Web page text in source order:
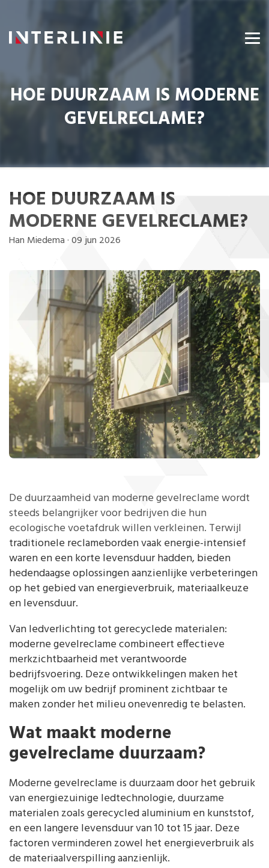
HOE DUURZAAM IS MODERNE
GEVELRECLAME?
HOE DUURZAAM IS
MODERNE GEVELRECLAME?
Han Miedema ·09 jun 2026
De duurzaamheid van moderne gevelreclame wordt
steeds belangrijker voor bedrijven die hun
ecologische voetafdruk willen verkleinen. Terwijl
traditionele reclameborden vaak energie-intensief
waren en een korte levensduur hadden, bieden
hedendaagse oplossingen aanzienlijke verbeteringen
op het gebied van energieverbruik, materiaalkeuze
en levensduur.
Van ledverlichting tot gerecyclede materialen:
moderne gevelreclame combineert effectieve
merkzichtbaarheid met verantwoorde
bedrijfsvoering. Deze ontwikkelingen maken het
mogelijk om uw bedrijf prominent zichtbaar te
maken zonder het milieu onevenredig te belasten.
Wat maakt moderne
gevelreclame duurzaam?
Moderne gevelreclame is duurzaam door het gebruik
van energiezuinige ledtechnologie, duurzame
materialen zoals gerecycled aluminium en kunststof,
en een langere levensduur van 10 tot 15 jaar. Deze
factoren verminderen zowel het energieverbruik als
de materiaalverspilling aanzienlijk.